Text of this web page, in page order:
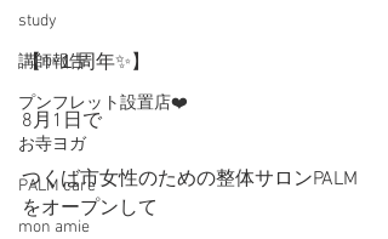
study
講師報告
プンフレット設置店❤️
お寺ヨガ
PALM care
mon amie
【✨１周年✨】
8月1日で
つくば市女性のための整体サロンPALM
をオープンして